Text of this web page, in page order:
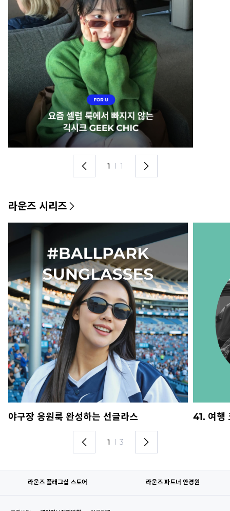
1 I 1
라운즈 시리즈
야구장 응원룩 완성하는 선글라스 41. 여행
1 I 3
라운즈 플래그십 스토어 라운즈 파트너 안경원